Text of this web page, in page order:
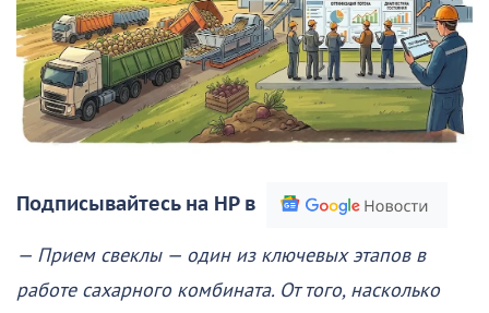
Подписывайтесь на НР в
— Прием свеклы — один из ключевых этапов в
работе сахарного комбината. От того, насколько